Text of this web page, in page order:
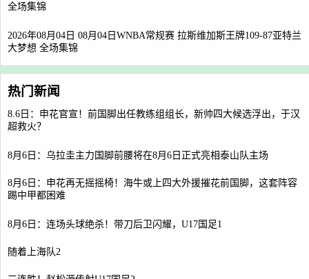
全场集锦
2026年08月04日 08月04日WNBA常规赛 拉斯维加斯王牌109-87亚特兰
大梦想 全场集锦
热门新闻
8.6日：申花官宣！前国脚出任教练组组长，新帅四大候选浮出，于汉
超救火？
8月6日：乌拉圭主力国脚前腰将在8月6日正式亮相泰山队主场
8月6日：申花再无摇摇椅！海牛或上四大外援摧花前国脚，这套阵容
踢中甲都困难
8月6日：连场头球绝杀！带刀后卫闪耀，U17国足1
随着上海队2